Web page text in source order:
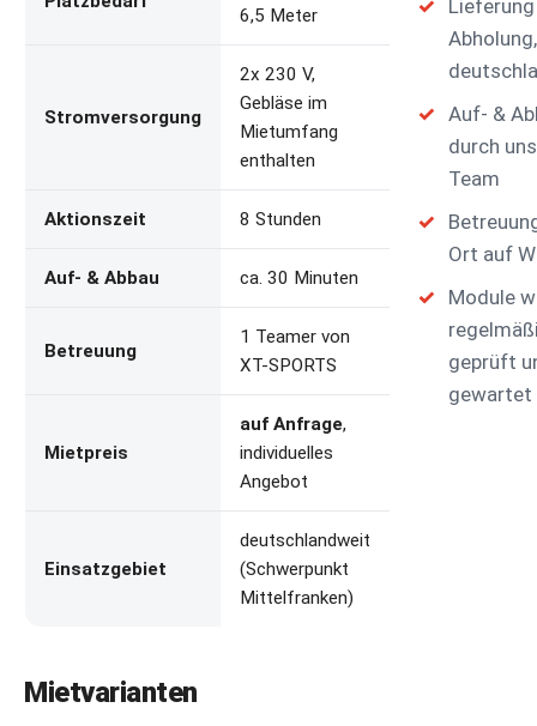
6,5 Meter
Stromversorgung
2x 230 V,
Gebläse im
Mietumfang
enthalten
Aktionszeit 8 Stunden
Auf- & Abbau ca. 30 Minuten
Betreuung
1 Teamer von
XT-SPORTS
Mietpreis
auf Anfrage,
individuelles
Angebot
Einsatzgebiet
deutschlandweit
(Schwerpunkt
Mittelfranken)
Abholung,
Auf- &
durch
Team
Ort auf
Module
geprüft
gewartet
Mietvarianten